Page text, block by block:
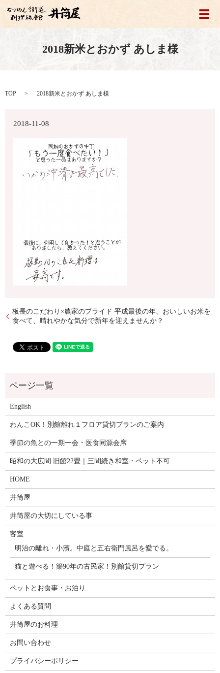
メ
2018新米とおかず あしま様
TOP 2018新米とおかず あしま様
2018-11-08
板長のこだわり×農家のプライド 平成最後の年、おいしいお米を
食べて、晴れやかな気分で新年を迎えませんか？
English
わんこOK！別館離れ１フロア貸切プランのご案内
季節の魚との一期一会・医食同源会席
昭和の大広間 旧館22畳｜三間続き和室・ペット不可
HOME
井筒屋
井筒屋の大切にしている事
客室
明治の離れ・小濱。中庭と五右衛門風呂を愛でる。
猫と遊べる！築90年の古民家！別館貸切プラン
ペットとお食事・お泊り
よくある質問
井筒屋のお料理
お問い合わせ
プライバシーポリシー